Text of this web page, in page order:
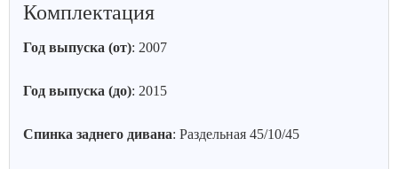
Комплектация
Год выпуска (от): 2007
Год выпуска (до): 2015
Спинка заднего дивана: Раздельная 45/10/45